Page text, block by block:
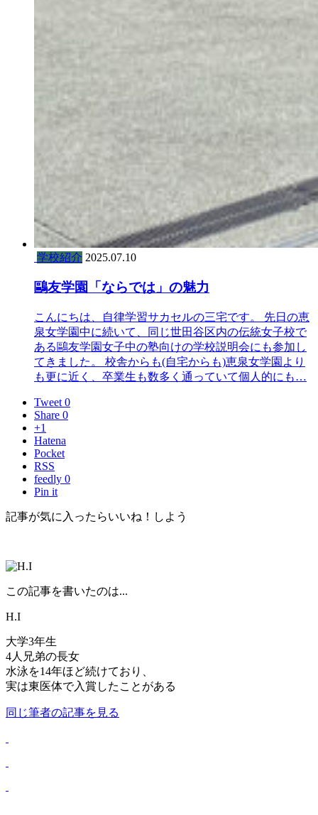
学校紹介 2025.07.10
鷗友学園「ならでは」の魅力
こんにちは、自律学習サカセルの三宅です。 先日の恵
泉女学園中に続いて、同じ世田谷区内の伝統女子校で
ある鷗友学園女子中の塾向けの学校説明会にも参加し
てきました。 校舎からも(自宅からも)恵泉女学園より
も更に近く、卒業生も数多く通っていて個人的にも…
Tweet 0
Share 0
+1
Hatena
Pocket
RSS
feedly 0
Pin it
記事が気に入ったらいいね！しよう
この記事を書いたのは...
H.I
大学3年生
4人兄弟の長女
水泳を14年ほど続けており、
実は東医体で入賞したことがある
同じ筆者の記事を見る